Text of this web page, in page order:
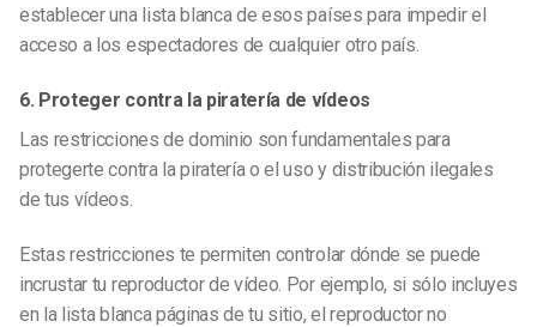
establecer una lista blanca de esos países para impedir el
acceso a los espectadores de cualquier otro país.
6. Proteger contra la piratería de vídeos
Las restricciones de dominio son fundamentales para
protegerte contra la piratería o el uso y distribución ilegales
de tus vídeos.
Estas restricciones te permiten controlar dónde se puede
incrustar tu reproductor de vídeo. Por ejemplo, si sólo incluyes
en la lista blanca páginas de tu sitio, el reproductor no